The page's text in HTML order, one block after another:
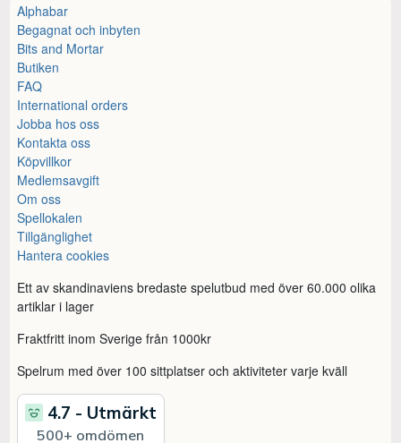
Alphabar
Begagnat och inbyten
Bits and Mortar
Butiken
FAQ
International orders
Jobba hos oss
Kontakta oss
Köpvillkor
Medlemsavgift
Om oss
Spellokalen
Tillgänglighet
Hantera cookies
Ett av skandinaviens bredaste spelutbud med över 60.000 olika
artiklar i lager
Fraktfritt inom Sverige från 1000kr
Spelrum med över 100 sittplatser och aktiviteter varje kväll